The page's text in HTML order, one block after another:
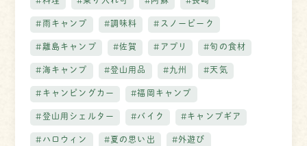
#雨キャンプ #調味料 #スノーピーク
#離島キャンプ #佐賀 #アプリ #旬の食材
#海キャンプ #登山用品 #九州 #天気
#キャンピングカー #福岡キャンプ
#登山用シェルター #バイク #キャンプギア
#ハロウィン #夏の思い出 #外遊び